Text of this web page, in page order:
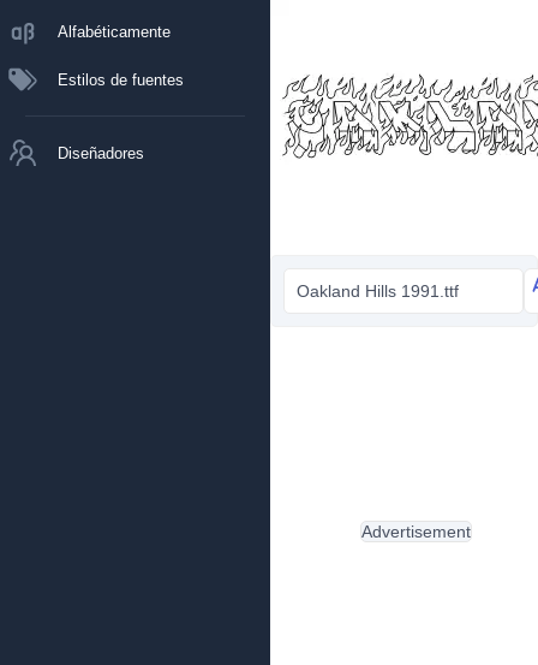
Alfabéticamente
Estilos de fuentes
Diseñadores
Oakland Hills 1991.ttf
Advertisement